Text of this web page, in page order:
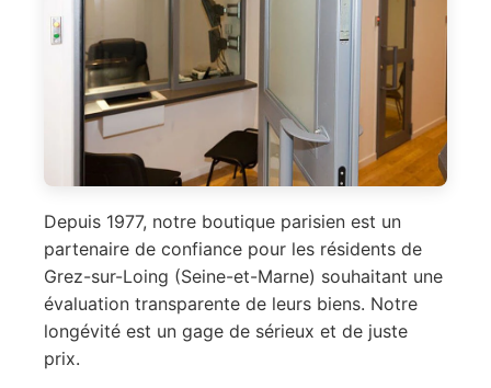
Depuis 1977, notre boutique parisien est un
partenaire de confiance pour les résidents de
Grez-sur-Loing (Seine-et-Marne) souhaitant une
évaluation transparente de leurs biens. Notre
longévité est un gage de sérieux et de juste
prix.